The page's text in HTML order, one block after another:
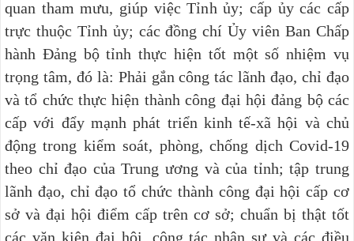
quan tham mưu, giúp việc Tỉnh ủy; cấp ủy các cấp
trực thuộc Tỉnh ủy; các đồng chí Ủy viên Ban Chấp
hành Đảng bộ tỉnh thực hiện tốt một số nhiệm vụ
trọng tâm, đó là: Phải gắn công tác lãnh đạo, chỉ đạo
và tổ chức thực hiện thành công đại hội đảng bộ các
cấp với đẩy mạnh phát triển kinh tế-xã hội và chủ
động trong kiểm soát, phòng, chống dịch Covid-19
theo chỉ đạo của Trung ương và của tỉnh; tập trung
lãnh đạo, chỉ đạo tổ chức thành công đại hội cấp cơ
sở và đại hội điểm cấp trên cơ sở; chuẩn bị thật tốt
các văn kiện đại hội, công tác nhân sự và các điều